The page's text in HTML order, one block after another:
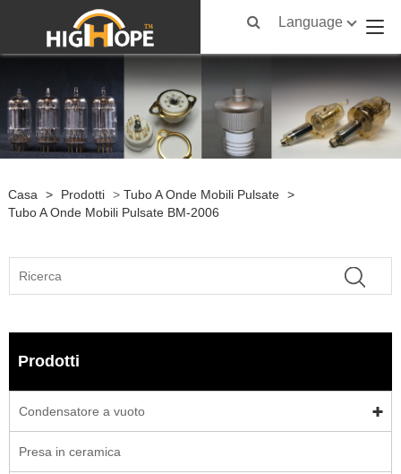
Language
Casa > Prodotti > Tubo A Onde Mobili Pulsate >
Tubo A Onde Mobili Pulsate BM-2006
Prodotti
Condensatore a vuoto
Presa in ceramica